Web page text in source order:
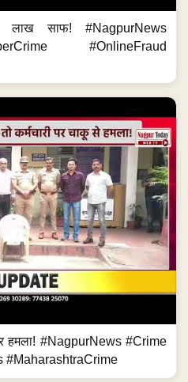
साफ! #NagpurNews
#OnlineFraud
पर हमला! #NagpurNews #Crime
#MaharashtraCrime